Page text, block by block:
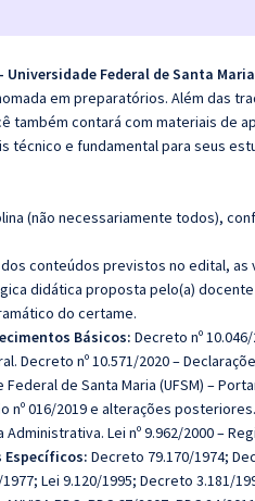
- Universidade Federal de Santa Maria
em preparatórios. Além das
também contará com materiais de
técnico e fundamental para seus
(não necessariamente todos),
conteúdos previstos no edital, as
didática proposta pelo(a)
do certame.
Básicos: Decreto nº
Decreto nº 10.571/2020 –
de Santa Maria (UFSM) –
nº 016/2019 e alterações
Lei nº 9.962/2000 –
Específicos: Decreto 79.170/1974;
Lei 9.120/1995; Decreto 3.181/